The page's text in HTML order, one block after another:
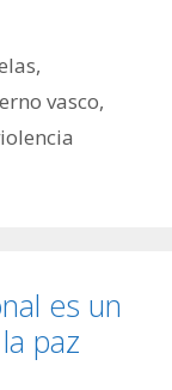
,
vasco,
es un
paz